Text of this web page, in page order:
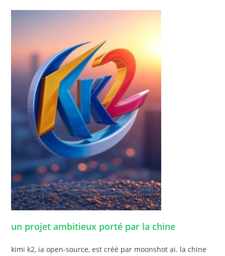
un projet ambitieux porté par la chine
kimi k2, ia open-source, est créé par moonshot ai. la chine